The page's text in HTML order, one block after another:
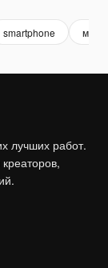
smartphone
лучших работ.